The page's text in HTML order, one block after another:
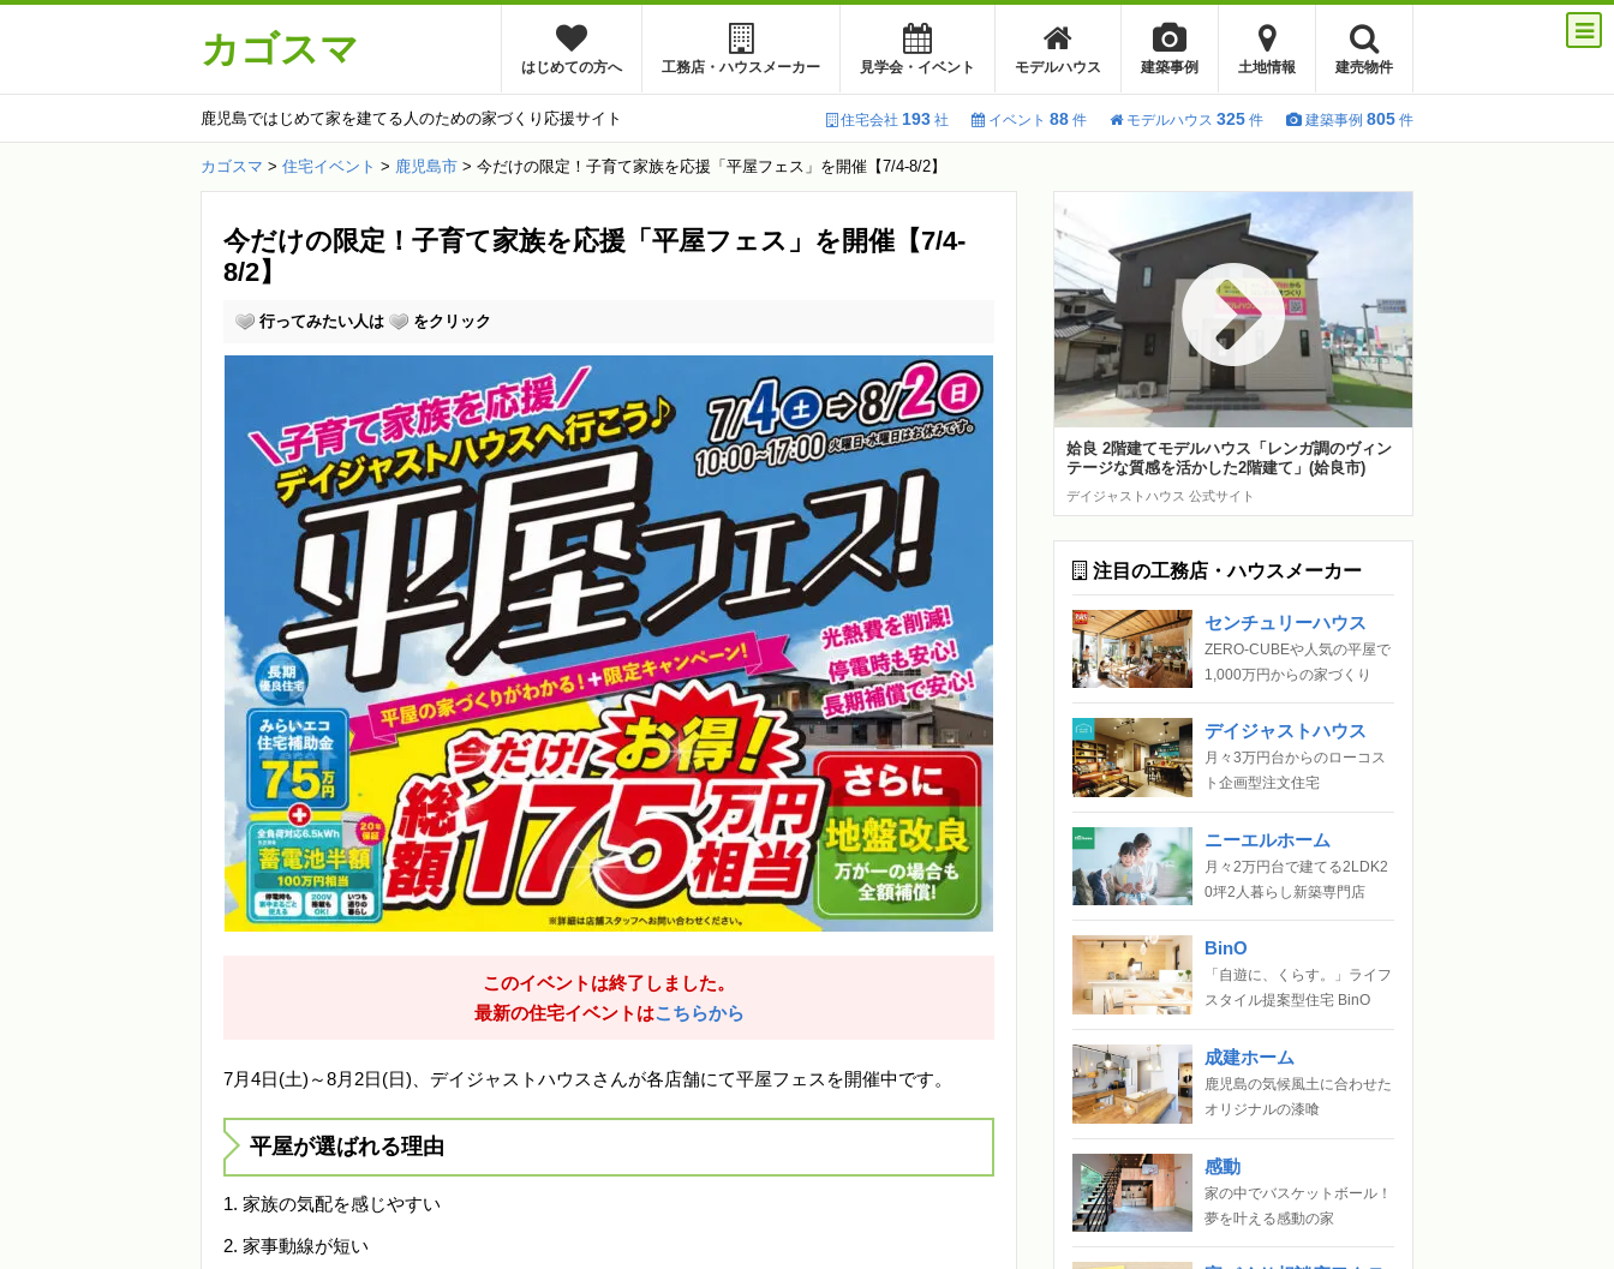
カゴスマ はじめての方へ 工務店・ハウスメーカー 見学会・イベント モデルハウス 建築事例 土地情報 建売物件
鹿児島ではじめて家を建てる人のための家づくり応援サイト 住宅会社 193 社 イベント 88 件 モデルハウス 325 件 建築事例 805 件
カゴスマ > 住宅イベント > 鹿児島市 > 今だけの限定！子育て家族を応援「平屋フェス」を開催【7/4-8/2】
今だけの限定！子育て家族を応援「平屋フェス」を開催【7/4-
8/2】
行ってみたい人は をクリック
このイベントは終了しました。
最新の住宅イベントはこちらから
7月4日(土)～8月2日(日)、デイジャストハウスさんが各店舗にて平屋フェスを開催中です。
平屋が選ばれる理由
家族の気配を感じやすい
家事動線が短い
姶良 2階建てモデルハウス「レンガ調のヴィン
テージな質感を活かした2階建て」(姶良市)
デイジャストハウス 公式サイト
注目の工務店・ハウスメーカー
センチュリーハウス
ZERO-CUBEや人気の平屋で
1,000万円からの家づくり
デイジャストハウス
月々3万円台からのローコス
ト企画型注文住宅
ニーエルホーム
月々2万円台で建てる2LDK2
0坪2人暮らし新築専門店
BinO
「自遊に、くらす。」ライフ
スタイル提案型住宅 BinO
成建ホーム
鹿児島の気候風土に合わせた
オリジナルの漆喰
感動
家の中でバスケットボール！
夢を叶える感動の家